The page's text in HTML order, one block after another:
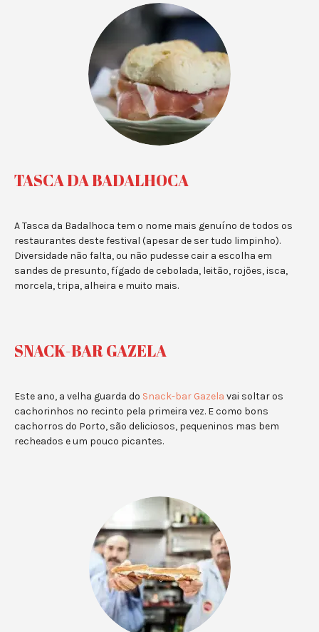
TASCA DA BADALHOCA
A Tasca da Badalhoca tem o nome mais genuíno de todos os
restaurantes deste festival (apesar de ser tudo limpinho).
Diversidade não falta, ou não pudesse cair a escolha em
sandes de presunto, fígado de cebolada, leitão, rojões, isca,
morcela, tripa, alheira e muito mais.
SNACK-BAR GAZELA
Este ano, a velha guarda do Snack-bar Gazela vai soltar os
cachorinhos no recinto pela primeira vez. E como bons
cachorros do Porto, são deliciosos, pequeninos mas bem
recheados e um pouco picantes.